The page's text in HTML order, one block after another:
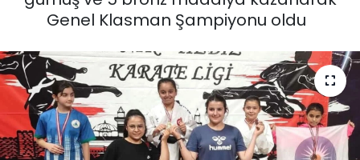
Genel Klasman Şampiyonu oldu
EĞİTİM
MAGAZİN
SAĞLIK
SPOR
Son Dakika Haberleri
Haber Arşivi